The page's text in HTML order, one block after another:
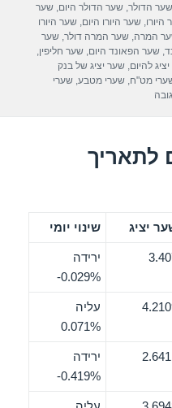
תגיות
שער הדולר,שער הדולר היום,שער
היורו,שער היורו היום,שער היורו
המרה,שער המרה דולר,שער
,שער הפאונד היום,שער חליפין,
להיום,שער יציג של בנק
מט"ח,שערי מטבע,שערי
לתאריך
יציג שינוי יומי
ירידה
‎-0.029%
עליה
0.071%
ירידה
‎-0.419%